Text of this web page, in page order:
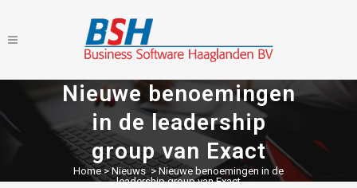
Nieuwe benoemingen
in de leadership
group van Exact
Home>Nieuws >Nieuwe benoemingen in de
leadership group van Exact